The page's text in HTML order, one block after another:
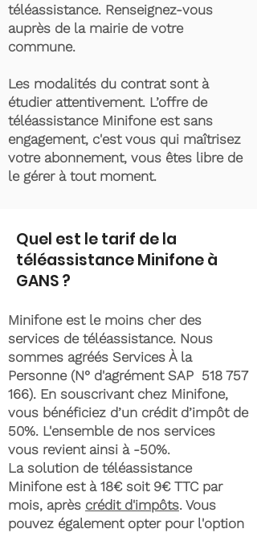
téléassistance. Renseignez-vous
auprès de la mairie de votre
commune.
Les modalités du contrat sont à
étudier attentivement. L’offre de
téléassistance Minifone est sans
engagement, c'est vous qui maîtrisez
votre abonnement, vous êtes libre de
le gérer à tout moment.
Quel est le tarif de la
téléassistance Minifone à
GANS ?
Minifone est le moins cher des
services de téléassistance. Nous
sommes agréés Services À la
Personne (N° d'agrément SAP 518 757
166). En souscrivant chez Minifone,
vous bénéficiez d’un crédit d’impôt de
50%. L'ensemble de nos services
vous revient ainsi à -50%.
La solution de téléassistance
Minifone est à 18€ soit 9€ TTC par
mois, après crédit d'impôts. Vous
pouvez également opter pour l'option